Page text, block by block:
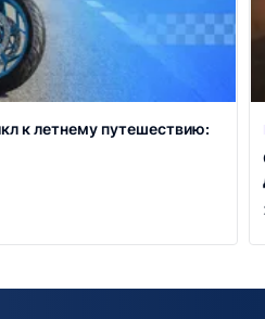
к летнему путешествию: